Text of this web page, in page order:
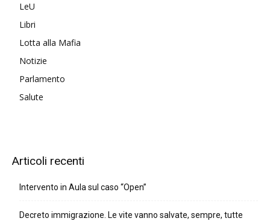
LeU
Libri
Lotta alla Mafia
Notizie
Parlamento
Salute
Articoli recenti
Intervento in Aula sul caso “Open”
Decreto immigrazione. Le vite vanno salvate, sempre, tutte